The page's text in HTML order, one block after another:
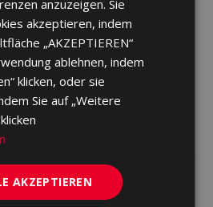
CANDLE TRAFIC
BLANCO (metric) 30 X
90
HWR500 | 30x90
anzuzeigen. Sie
akzeptieren, indem
„AKZEPTIEREN“
ablehnen, indem
klicken, oder sie
Sie auf „Weitere
AKZEPTIEREN